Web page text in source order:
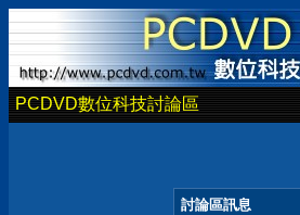
PCDVD數位科技討論區
討論區訊息